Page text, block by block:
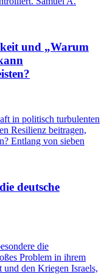
und „Warum
in politisch turbulenten
Resilienz beitragen,
Entlang von sieben
deutsche
die
Problem in ihrem
den Kriegen Israels,